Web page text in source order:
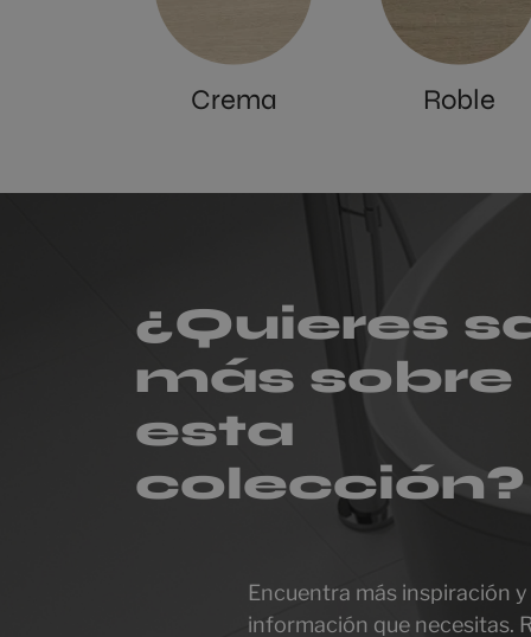
Crema Roble
¿Quieres
más sobre
esta
colección?
Encuentra más inspiración
información que necesitas.